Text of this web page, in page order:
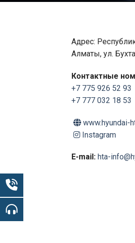
Адрес:
Алматы, ул.
Контактные
+7 775 926 52 93
+7 777 032 18 53
www.hyundai-
Instagram
E-mail: hta-